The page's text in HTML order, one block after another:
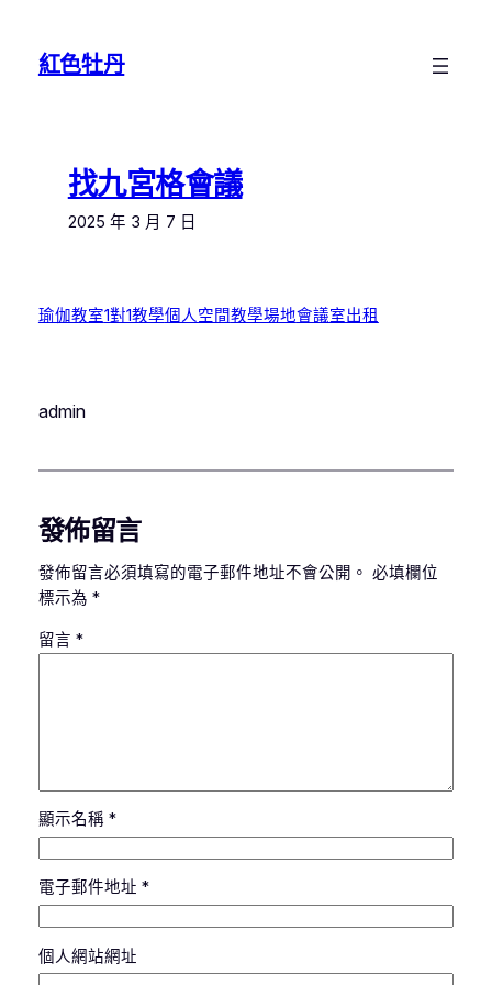
紅色牡丹
找九宮格會議
2025 年 3 月 7 日
瑜伽教室1對1教學個人空間教學場地會議室出租
admin
發佈留言
發佈留言必須填寫的電子郵件地址不會公開。 必填欄位
標示為 *
留言 *
顯示名稱 *
電子郵件地址 *
個人網站網址